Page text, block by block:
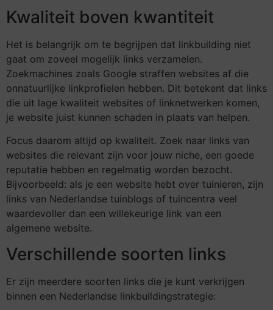
Kwaliteit boven kwantiteit
Het is belangrijk om te begrijpen dat linkbuilding niet
gaat om zoveel mogelijk links verzamelen.
Zoekmachines zoals Google straffen websites af die
onnatuurlijke linkprofielen hebben. Dit betekent dat links
die uit lage kwaliteit websites of linknetwerken komen,
je website juist kunnen schaden in plaats van helpen.
Focus daarom altijd op kwaliteit. Zoek naar links van
websites die relevant zijn voor jouw niche, een goede
reputatie hebben en regelmatig worden bezocht.
Bijvoorbeeld: als je een website hebt over tuinieren, zijn
links van Nederlandse tuinblogs of tuincentra veel
waardevoller dan een willekeurige link van een
algemene website.
Verschillende soorten links
Er zijn meerdere soorten links die je kunt verkrijgen
binnen een Nederlandse linkbuildingstrategie: